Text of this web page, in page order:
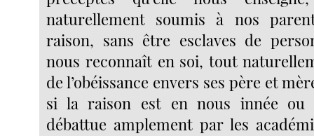
naturellement soumis à nos
raison, sans être esclaves de
nous reconnaît en soi, tout
de l’obéissance envers ses père et
si la raison est en nous innée ou
débattue amplement par les